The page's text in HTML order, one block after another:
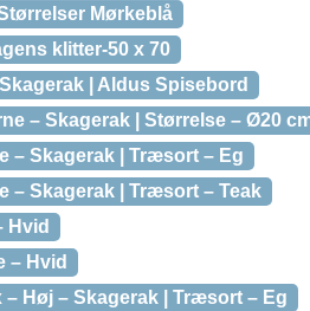
Mørkeblå
klitter-50 x 70
Skagerak | Aldus Spisebord
– Skagerak | Størrelse – Ø20
– Skagerak | Træsort – Eg
– Skagerak | Træsort – Teak
Hvid
– Hvid
Høj – Skagerak | Træsort – Eg